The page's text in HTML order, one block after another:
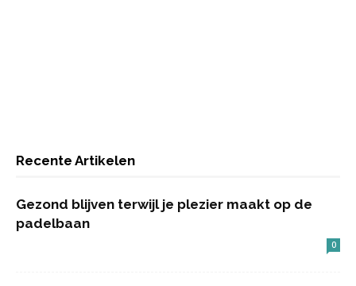
Recente Artikelen
Gezond blijven terwijl je plezier maakt op de
padelbaan
0